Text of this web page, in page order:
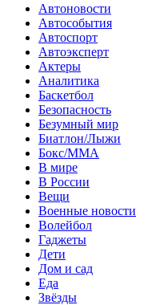
Автоновости
Автособытия
Автоспорт
Автоэксперт
Актеры
Аналитика
Баскетбол
Безопасность
Безумный мир
Биатлон/Лыжи
Бокс/MMA
В мире
В России
Вещи
Военные новости
Волейбол
Гаджеты
Дети
Дом и сад
Еда
Звёзды